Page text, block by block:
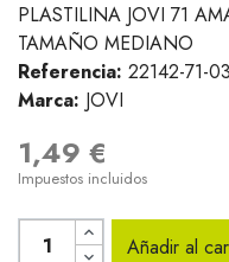
PLASTILINA JOVI 71
TAMAÑO MEDIANO
Referencia: 22142-71-03
Marca: JOVI
1,49 €
Impuestos incluidos
Añadir al